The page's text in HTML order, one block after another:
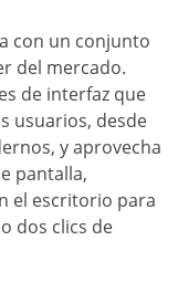
con un conjunto
del mercado.
de interfaz que
usuarios, desde
y aprovecha
pantalla,
el escritorio para
dos clics de